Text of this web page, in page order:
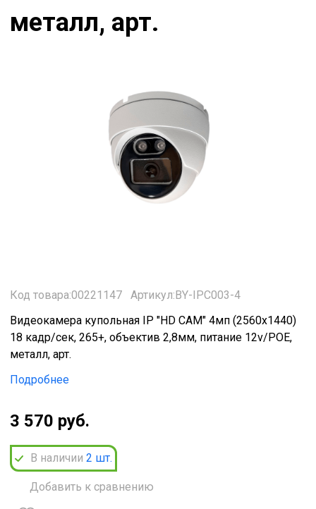
металл, арт.
Код товара:00221147
Артикул:BY-IPC003-4
Видеокамера купольная IP "HD CAM" 4мп (2560х1440)
18 кадр/сек, 265+, объектив 2,8мм, питание 12v/РОЕ,
металл, арт.
Подробнее
3 570 руб.
В наличии 2 шт.
Добавить к сравнению